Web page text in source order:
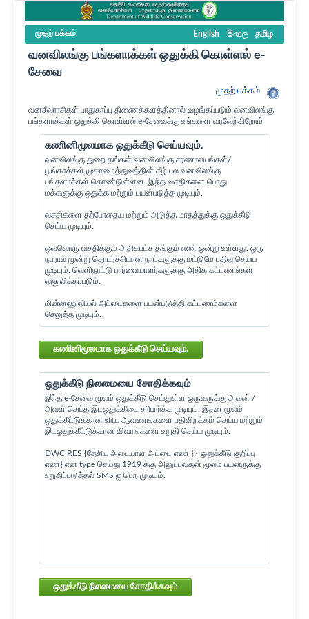
முதற் பக்கம் English සිංහල தமிழ
வனவிலங்கு பங்களாக்கள் ஒதுக்கி கொள்ளல் e-
சேவை
முதற் பக்கம்
வனசீவராசிகள் பாதுகாப்பு திணைக்களத்தினால் வழங்கப்படும் வனவிலங்கு
பங்களாக்கள் ஒதுக்கி கொள்ளல் e-சேவைக்கு உங்களை வரவேற்கிறோம்
கணினிமூலமாக ஒதுக்கீடு செய்யவும்.
வனவிலங்கு துறை தங்கள் வனவிலங்கு சரணாலயங்கள்/
பூங்காக்கள் முகாமைத்துவத்தின் கீழ் பல வனவிலங்கு
பங்களாக்கள் கொண்டுள்ளன. இந்த வசதிகளை பொது
மக்களுக்கு ஒதுக்க மற்றும் பயன்படுத்த முடியும்.
வசதிகளை தற்போதைய மற்றும் அடுத்த மாதத்துக்கு ஒதுக்கீடு
செய்ய முடியும்.
ஒவ்வொரு வசதிக்கும் அதிகபட்ச தங்கும் எண் ஒன்று உள்ளது. ஒரு
நபரால் மூன்று தொடர்ச்சியான நாட்களுக்கு மட்டுமே பதிவு செய்ய
முடியும். வெளிநாட்டு பார்வையாளர்களுக்கு அதிக கட்டணங்கள்
வசூலிக்கப்படும்.
மின்னணுவியல் அட்டைகளை பயன்படுத்தி கட்டணம்களை
செலுத்த முடியும்.
கணினிமூலமாக ஒதுக்கீடு செய்யவும்.
ஒதுக்கீடு நிலமையை சோதிக்கவும்
இந்த e-சேவை மூலம் ஒதுக்கீடு செய்துள்ள ஒருவருக்கு அவன் /
அவள் செய்த இடஒதுக்கீடை சரிபார்க்க முடியும். இதன் மூலம்
ஒதுக்கீட்டுக்கான உரிய ஆவணங்களை பதிவிறக்கம் செய்ய மற்றும்
இடஒதுக்கீட்டுக்கான விவரங்களை உறுதி செய்ய முடியும்.
DWC RES {தேசிய அடையாள அட்டை எண் } { ஒதுக்கீடு குறிப்பு
எண்} என type செய்து 1919 க்கு அனுப்புவதன் மூலம் பயனருக்கு
உறுதிப்படுத்தல் SMS ஐ பெற முடியும்.
ஒதுக்கீடு நிலமையை சோதிக்கவும்